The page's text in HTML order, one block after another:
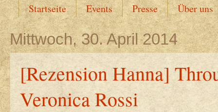
Startseite Events Presse Über uns
Mittwoch, 30. April 2014
[Rezension Hanna]
Veronica Rossi